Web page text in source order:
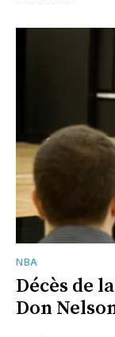
NBA
Décès de
Don